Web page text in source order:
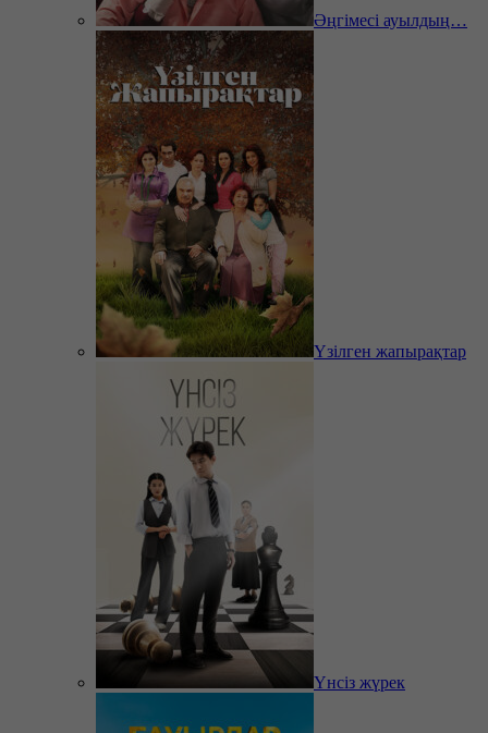
Әңгімесі ауылдың…
Үзілген жапырақтар
Үнсіз жүрек